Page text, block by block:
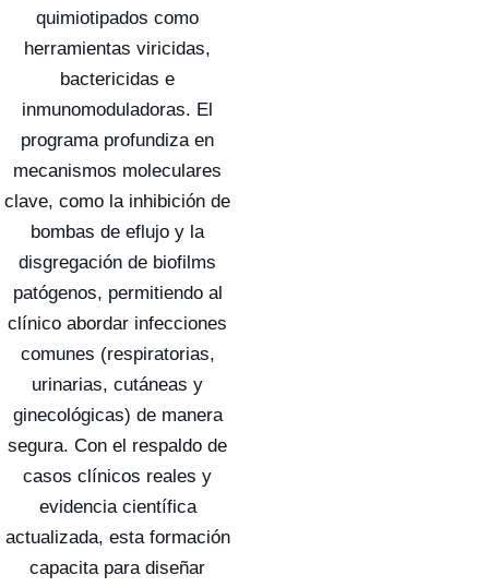
quimiotipados como
herramientas viricidas,
bactericidas e
inmunomoduladoras. El
programa profundiza en
mecanismos moleculares
clave, como la inhibición de
bombas de eflujo y la
disgregación de biofilms
patógenos, permitiendo al
clínico abordar infecciones
comunes (respiratorias,
urinarias, cutáneas y
ginecológicas) de manera
segura. Con el respaldo de
casos clínicos reales y
evidencia científica
actualizada, esta formación
capacita para diseñar